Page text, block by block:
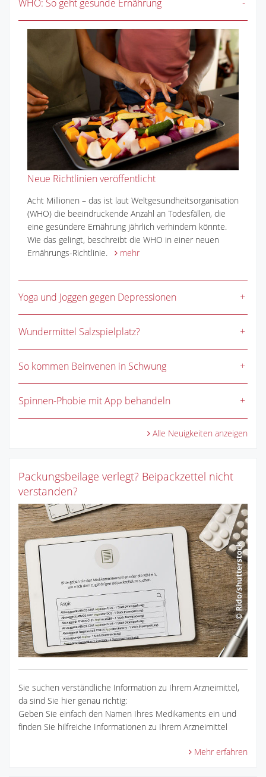
WHO: So geht gesunde Ernährung
Neue Richtlinien veröffentlicht
Acht Millionen – das ist laut Weltgesundheitsorganisation
(WHO) die beeindruckende Anzahl an Todesfällen, die
eine gesündere Ernährung jährlich verhindern könnte.
Wie das gelingt, beschreibt die WHO in einer neuen
Ernährungs-Richtlinie.
mehr
Yoga und Joggen gegen Depressionen
Wundermittel Salzspielplatz?
So kommen Beinvenen in Schwung
Spinnen-Phobie mit App behandeln
Alle Neuigkeiten anzeigen
Packungsbeilage verlegt? Beipackzettel nicht
verstanden?
Sie suchen verständliche Information zu Ihrem Arzneimittel,
da sind Sie hier genau richtig:
Geben Sie einfach den Namen Ihres Medikaments ein und
finden Sie hilfreiche Informationen zu Ihrem Arzneimittel
Mehr erfahren